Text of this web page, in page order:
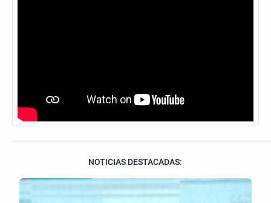
NOTICIAS DESTACADAS: